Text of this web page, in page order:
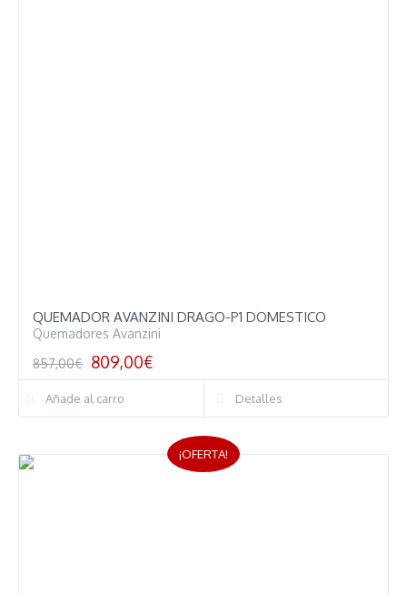
QUEMADOR AVANZINI DRAGO-P1 DOMESTICO
Quemadores Avanzini
857,00€ 809,00€
Añade al carro Detalles
¡OFERTA!